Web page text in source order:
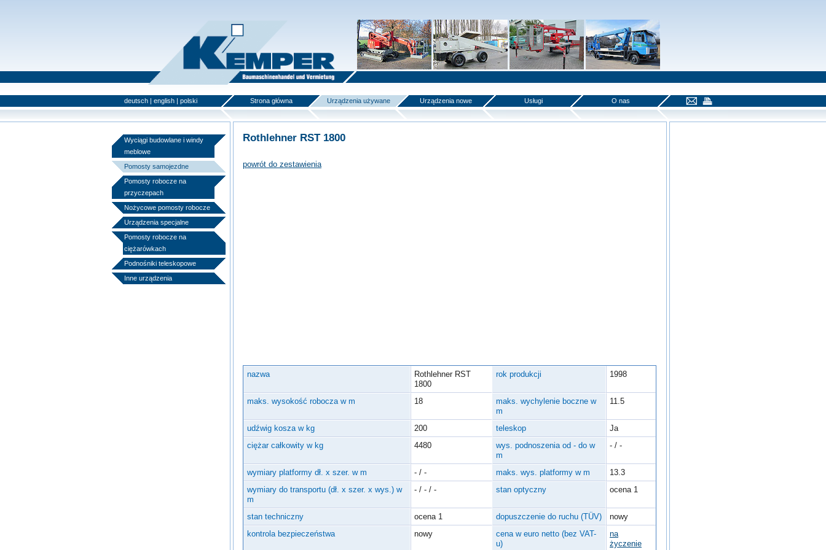
deutsch | english | polski Strona główna Urządzenia używane Urządzenia nowe Usługi O nas
Wyciągi budowlane i windy
meblowe
Pomosty samojezdne
Pomosty robocze na
przyczepach
Nożycowe pomosty robocze
Urządzenia specjalne
Pomosty robocze na
ciężarówkach
Podnośniki teleskopowe
Inne urządzenia
Rothlehner RST 1800
powrót do zestawienia
nazwa
Rothlehner RST
1800
rok produkcji 1998
maks. wysokość robocza w m 18
maks. wychylenie boczne w
m
11.5
udźwig kosza w kg 200 teleskop
Ja
ciężar całkowity w kg
4480
wys. podnoszenia od - do w
m
- / -
wymiary platformy dł. x szer. w m - / - maks. wys. platformy w m
13.3
wymiary do transportu (dł. x szer. x wys.) w
m
- / - / - stan optyczny ocena 1
stan techniczny ocena 1 dopuszczenie do ruchu (TÜV)
nowy
kontrola bezpieczeństwa
nowy
cena w euro netto (bez VAT-
u)
na
życzenie